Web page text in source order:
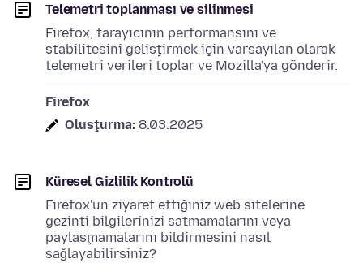
Telemetri toplanması ve silinmesi
Firefox, tarayıcının performansını ve
stabilitesini geliştirmek için varsayılan olarak
telemetri verileri toplar ve Mozilla'ya gönderir.
Firefox
Oluşturma: 8.03.2025
Küresel Gizlilik Kontrolü
Firefox'un ziyaret ettiğiniz web sitelerine
gezinti bilgilerinizi satmamalarını veya
paylaşmamalarını bildirmesini nasıl
sağlayabilirsiniz?